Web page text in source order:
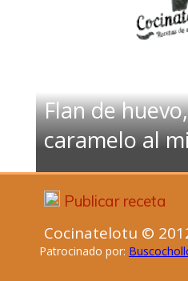
Flan de
caramelo al
Publicar receta
Cocinatelotu ©
Patrocinado por: